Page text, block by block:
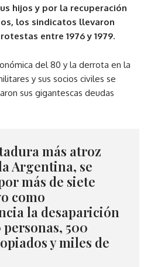
hijos y por la recuperación
los sindicatos llevaron
entre 1976 y 1979.
del 80 y la derrota en la
y sus socios civiles se
sus gigantescas deudas
más atroz
Argentina, se
más de siete
como
la desaparición
500
y miles de